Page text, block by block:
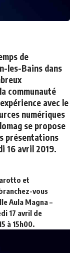
de
les-Bains dans
communauté
avec le
numériques
se propose
présentations
16 avril 2019.
et
vous
Aula Magna –
17 avril de
à 15h00.